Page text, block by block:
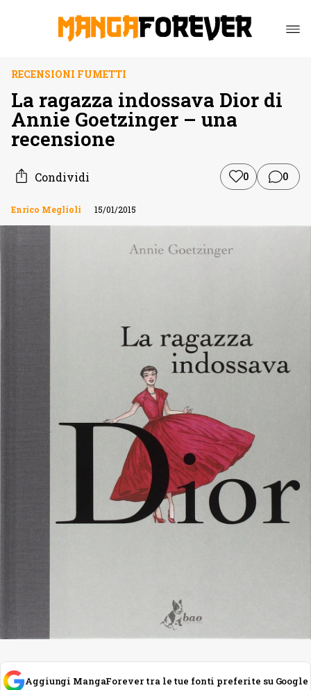
RECENSIONI FUMETTI
La ragazza indossava Dior di
Annie Goetzinger – una
recensione
Condividi 0 0
Enrico Meglioli 15/01/2015
Aggiungi MangaForever tra le tue fonti preferite su Google